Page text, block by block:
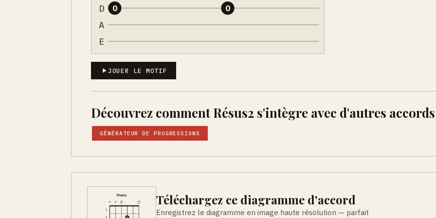
D
A
E
0 0
JOUER LE MOTIF
Découvrez comment Résus2 s'intègre avec d'autres
GÉNÉRATEUR DE PROGRESSIONS
Téléchargez ce diagramme d'accord
Enregistrez le diagramme en image haute résolution — parfait